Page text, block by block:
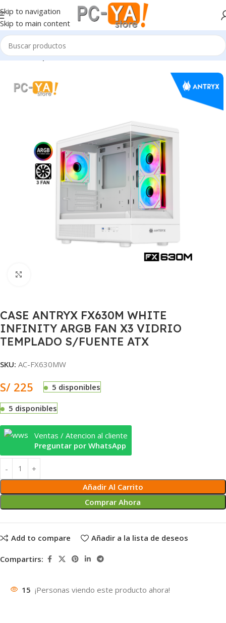
Skip to navigation
Skip to main content
Inicio Componentes
CASE ANTRYX FX630M WHITE
INFINITY ARGB FAN X3 VIDRIO
TEMPLADO S/FUENTE ATX
SKU: AC-FX630MW
S/ 225 5 disponibles
5 disponibles
Ventas / Atencion al cliente
Preguntar por WhatsApp
Añadir Al Carrito
Comprar Ahora
Add to compare Añadir a la lista de deseos
Compartirs:
15 ¡Personas viendo este producto ahora!